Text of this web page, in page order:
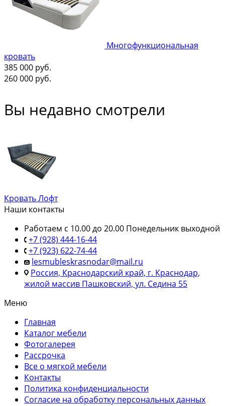
Многофункциональная
кровать
385 000 руб.
260 000 руб.
Вы недавно смотрели
Кровать Лофт
Наши контакты
Работаем с 10.00 до 20.00 Понедельник выходной
+7 (928) 444-16-44
+7 (923) 622-74-44
lesmubleskrasnodar@mail.ru
Россия, Краснодарский край, г. Краснодар,
жилой массив Пашковский, ул. Седина 55
Меню
Главная
Каталог мебели
Фотогалерея
Рассрочка
Все о мягкой мебели
Контакты
Политика конфиденциальности
Согласие на обработку персональных данных